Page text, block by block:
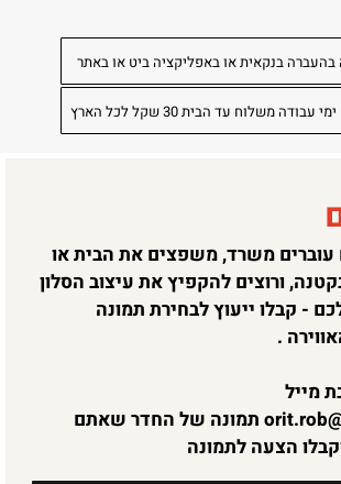
בנקאית או באפליקציה ביט או באתר
משרד, משפצים את הבית או
ורוצים להקפיץ את עיצוב הסלון
- קבלו ייעוץ לבחירת תמונה
.
מייל
תמונה של החדר שאתם
הצעה לתמונה